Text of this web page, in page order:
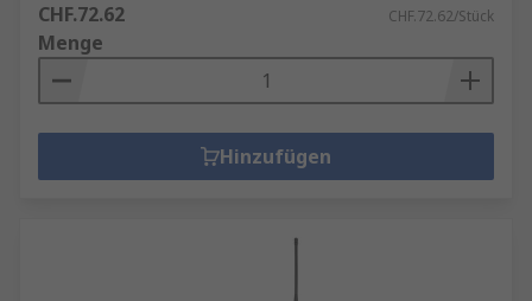
CHF.72.62 CHF.72.62/Stück
Menge
Hinzufügen